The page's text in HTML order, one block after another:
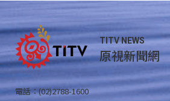
TITV NEWS
原視新聞網
電話：(02)2788-1600